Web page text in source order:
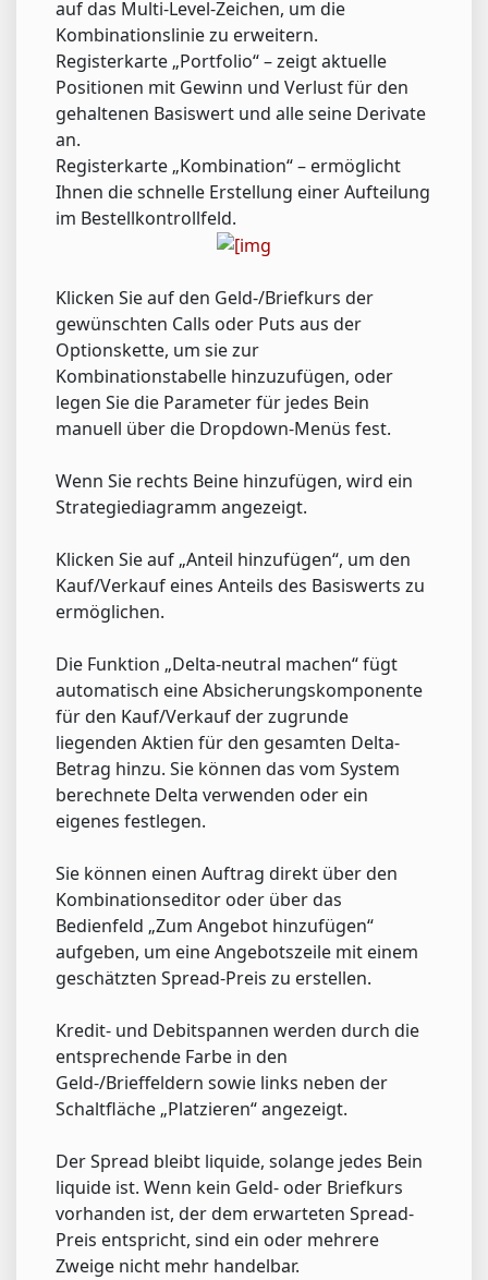
auf das Multi-Level-Zeichen, um die
Kombinationslinie zu erweitern.
Registerkarte „Portfolio“ – zeigt aktuelle
Positionen mit Gewinn und Verlust für den
gehaltenen Basiswert und alle seine Derivate
an.
Registerkarte „Kombination“ – ermöglicht
Ihnen die schnelle Erstellung einer Aufteilung
im Bestellkontrollfeld.
Klicken Sie auf den Geld-/Briefkurs der
gewünschten Calls oder Puts aus der
Optionskette, um sie zur
Kombinationstabelle hinzuzufügen, oder
legen Sie die Parameter für jedes Bein
manuell über die Dropdown-Menüs fest.
Wenn Sie rechts Beine hinzufügen, wird ein
Strategiediagramm angezeigt.
Klicken Sie auf „Anteil hinzufügen“, um den
Kauf/Verkauf eines Anteils des Basiswerts zu
ermöglichen.
Die Funktion „Delta-neutral machen“ fügt
automatisch eine Absicherungskomponente
für den Kauf/Verkauf der zugrunde
liegenden Aktien für den gesamten Delta-
Betrag hinzu. Sie können das vom System
berechnete Delta verwenden oder ein
eigenes festlegen.
Sie können einen Auftrag direkt über den
Kombinationseditor oder über das
Bedienfeld „Zum Angebot hinzufügen“
aufgeben, um eine Angebotszeile mit einem
geschätzten Spread-Preis zu erstellen.
Kredit- und Debitspannen werden durch die
entsprechende Farbe in den
Geld-/Brieffeldern sowie links neben der
Schaltfläche „Platzieren“ angezeigt.
Der Spread bleibt liquide, solange jedes Bein
liquide ist. Wenn kein Geld- oder Briefkurs
vorhanden ist, der dem erwarteten Spread-
Preis entspricht, sind ein oder mehrere
Zweige nicht mehr handelbar.